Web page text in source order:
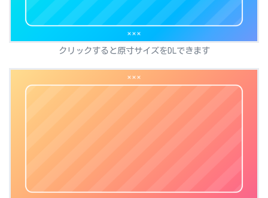
クリックすると原寸サイズをDLできます